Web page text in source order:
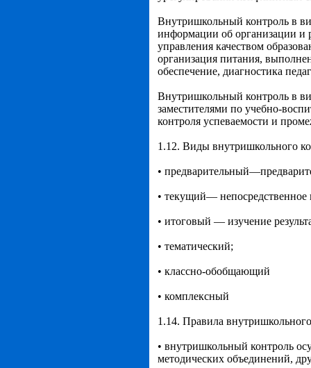
Внутришкольный контроль в
информации об организации и
управления качеством
организация питания,
обеспечение, диагностика
Внутришкольный контроль в
заместителями по учебно-
контроля успеваемости и
1.12. Виды внутришкольного
•
• текущий— непосредственное
• итоговый — изучение
• тематический;
• классно-обобщающий
• комплексный
1.14. Правила
• внутришкольный контроль
методических объединений,